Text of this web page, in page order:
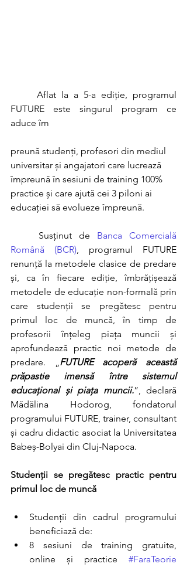
FUTURE este singurul program ce
aduce îm
preună studenți, profesori din mediul
universitar și angajatori care lucrează
împreună în sesiuni de training 100%
practice și care ajută cei 3 piloni ai
educației să evolueze împreună.
	Susținut de
Banca Comercială
Română (BCR), programul FUTURE
renunță la metodele clasice de predare
și, ca în fiecare ediție, îmbrățișează
metodele de educație non-formală prin
care studenții se pregătesc pentru
primul loc de muncă, în timp de
profesorii înțeleg piața muncii și
aprofundează practic noi metode de
predare. „FUTURE acoperă această
prăpastie imensă între sistemul
educațional și piața muncii.”, declară
Mădălina Hodorog, fondatorul
programului FUTURE, trainer, consultant
și cadru didactic asociat la Universitatea
Babeș-Bolyai din Cluj-Napoca.
Studenții se pregătesc practic pentru
primul loc de muncă
Studenții din cadrul programului
beneficiază de:
8 sesiuni de training gratuite,
online și practice #FaraTeorie